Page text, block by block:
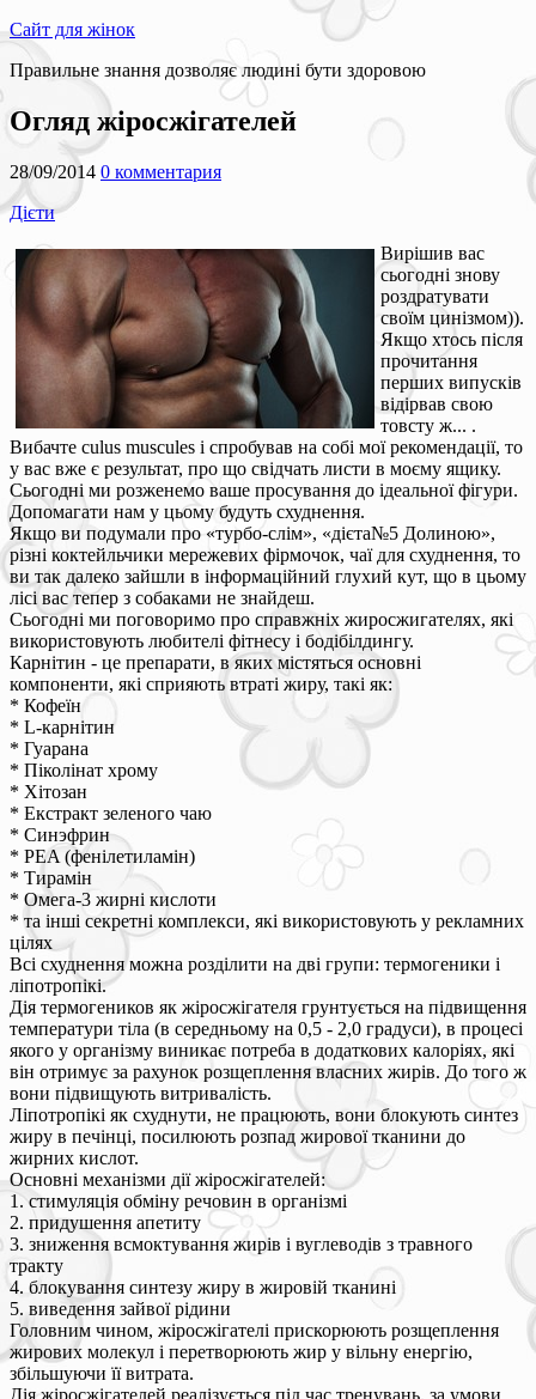
Сайт для жінок
Правильне знання дозволяє людині бути здоровою
Огляд жіросжігателей
28/09/2014 0 комментария
Дієти
Вирішив вас
сьогодні знову
роздратувати
своїм цинізмом)).
Якщо хтось після
прочитання
перших випусків
відірвав свою
товсту ж... .
Вибачте culus muscules і спробував на собі мої рекомендації, то
у вас вже є результат, про що свідчать листи в моєму ящику.
Сьогодні ми розженемо ваше просування до ідеальної фігури.
Допомагати нам у цьому будуть схуднення.
Якщо ви подумали про «турбо-слім», «дієта№5 Долиною»,
різні коктейльчики мережевих фірмочок, чаї для схуднення, то
ви так далеко зайшли в інформаційний глухий кут, що в цьому
лісі вас тепер з собаками не знайдеш.
Сьогодні ми поговоримо про справжніх жиросжигателях, які
використовують любителі фітнесу і бодібілдингу.
Карнітин - це препарати, в яких містяться основні
компоненти, які сприяють втраті жиру, такі як:
* Кофеїн
* L-карнітин
* Гуарана
* Піколінат хрому
* Хітозан
* Екстракт зеленого чаю
* Синэфрин
* PEA (фенілетиламін)
* Тирамін
* Омега-3 жирні кислоти
* та інші секретні комплекси, які використовують у рекламних
цілях
Всі схуднення можна розділити на дві групи: термогеники і
ліпотропікі.
Дія термогеников як жіросжігателя грунтується на підвищення
температури тіла (в середньому на 0,5 - 2,0 градуси), в процесі
якого у організму виникає потреба в додаткових калоріях, які
він отримує за рахунок розщеплення власних жирів. До того ж
вони підвищують витривалість.
Ліпотропікі як схуднути, не працюють, вони блокують синтез
жиру в печінці, посилюють розпад жирової тканини до
жирних кислот.
Основні механізми дії жіросжігателей:
1. стимуляція обміну речовин в організмі
2. придушення апетиту
3. зниження всмоктування жирів і вуглеводів з травного
тракту
4. блокування синтезу жиру в жировій тканині
5. виведення зайвої рідини
Головним чином, жіросжігателі прискорюють розщеплення
жирових молекул і перетворюють жир у вільну енергію,
збільшуючи її витрата.
Дія жіросжігателей реалізується під час тренувань, за умови